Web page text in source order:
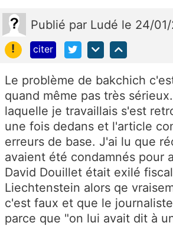
Publié par Ludé le 24/01/
!
citer
Le problème de bakchich
quand même pas très
laquelle je travaillais s'est
une fois dedans et l'article
erreurs de base. J'ai lu que
avaient été condamnés pour
David Douillet était exilé
Liechtenstein alors qe
c'est faux et que le
parce que "on lui avait dit à